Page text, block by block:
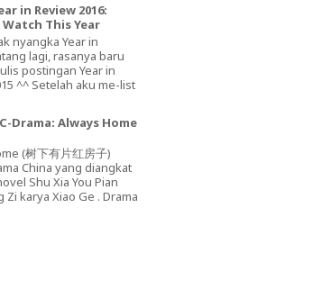
in Review 2016:
This Year
nyangka Year in
lagi, rasanya baru
postingan Year in
^^ Setelah aku me-list
Drama: Always Home
(树下有片红房子)
China yang diangkat
Shu Xia You Pian
Zi karya Xiao Ge . Drama